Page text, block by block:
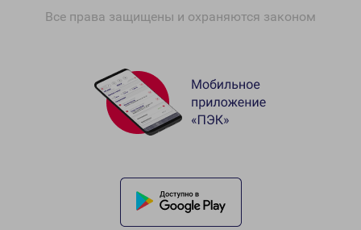
Все права защищены и охраняются законом